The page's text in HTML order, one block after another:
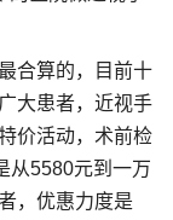
合算的，目前十
大患者，近视手
价活动，术前检
从5580元到一万
，优惠力度是